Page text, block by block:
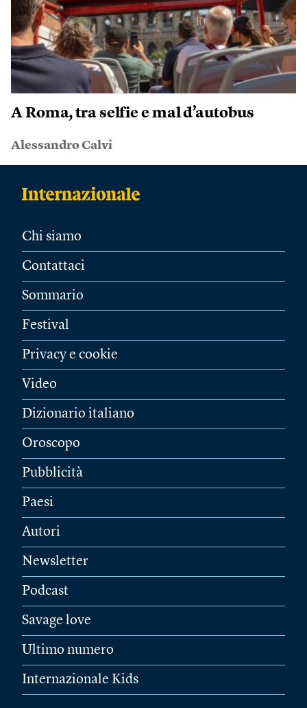
A Roma, tra selfie e mal d’autobus
Alessandro Calvi
Chi siamo
Contattaci
Sommario
Festival
Privacy e cookie
Video
Dizionario italiano
Oroscopo
Pubblicità
Paesi
Autori
Newsletter
Podcast
Savage love
Ultimo numero
Internazionale Kids